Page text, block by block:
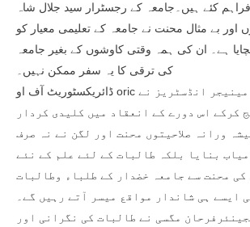
فراہم کئے ہیں۔جامعہ کے رجسٹرار سید جلال شاہ
اور بے مثال محنت نے جامعہ کے تعلیمی معیار کو
ہے۔ ان کی ہمہ وقتی کاوشوں کے بغیر جامعہ
کی ترقی کا یہ سفر ممکن نہیں۔
ڈائریکسٹوریٹ آف او oric اسرار رئیسانی مینیجر انڈسٹریز نے
کرکے اس دورے کے انعقاد میں کلیدی کردار
ورانہ صلاحیتوں محنت اور لگن نے نہ صرف
بنایا بلکہ طالبات کے لئے علم کے نئے
کی محنت سے جامعہ خضدار کے طلباء وطالبات
ایسے ہی شاندار مواقع میسر آتے رہیں گے۔
مگسی نے طالبات کی نگرانی اور